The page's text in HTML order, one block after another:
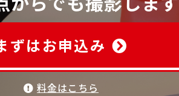
ずはお申込み
料金はこちら